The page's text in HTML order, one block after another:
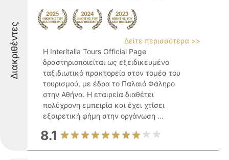
Διακριθέντες
Δείτε περισσότερα >>
Η Interitalia Tours Official Page
δραστηριοποιείται ως εξειδικευμένο
ταξιδιωτικό πρακτορείο στον τομέα του
τουρισμού, με έδρα το Παλαιό Φάληρο
στην Αθήνα. Η εταιρεία διαθέτει
πολύχρονη εμπειρία και έχει χτίσει
εξαιρετική φήμη στην οργάνωση ...
8.1